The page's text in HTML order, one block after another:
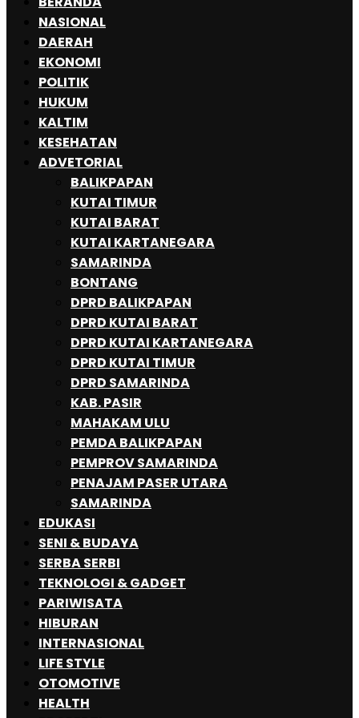
NASIONAL
DAERAH
EKONOMI
POLITIK
HUKUM
KALTIM
KESEHATAN
ADVETORIAL
BALIKPAPAN
KUTAI TIMUR
KUTAI BARAT
KUTAI KARTANEGARA
SAMARINDA
BONTANG
DPRD BALIKPAPAN
DPRD KUTAI BARAT
DPRD KUTAI KARTANEGARA
DPRD KUTAI TIMUR
DPRD SAMARINDA
KAB. PASIR
MAHAKAM ULU
PEMDA BALIKPAPAN
PEMPROV SAMARINDA
PENAJAM PASER UTARA
SAMARINDA
EDUKASI
SENI & BUDAYA
SERBA SERBI
TEKNOLOGI & GADGET
PARIWISATA
HIBURAN
INTERNASIONAL
LIFE STYLE
OTOMOTIVE
HEALTH